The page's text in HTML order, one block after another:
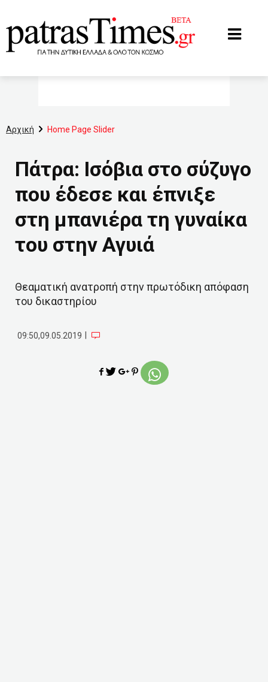
Αρχική Home Page Slider
Πάτρα: Ισόβια στο σύζυγο
που έδεσε και έπνιξε
στη μπανιέρα τη γυναίκα
του στην Αγυιά
Θεαματική ανατροπή στην πρωτόδικη απόφαση
του δικαστηρίου
09:50,09.05.2019